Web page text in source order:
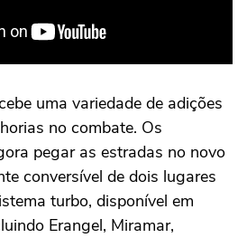
uma variedade de adições
no combate. Os
pegar as estradas no novo
conversível de dois lugares
turbo, disponível em
Erangel, Miramar,